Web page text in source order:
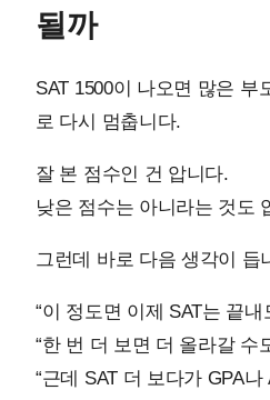
될까
SAT 1500이 나오면 많은 부
로 다시 멈춥니다.
잘 본 점수인 건 압니다.
낮은 점수는 아니라는 것도
그런데 바로 다음 생각이 듭
“이 정도면 이제 SAT는 끝내
“한 번 더 보면 더 올라갈 수
“근데 SAT 더 보다가 GPA